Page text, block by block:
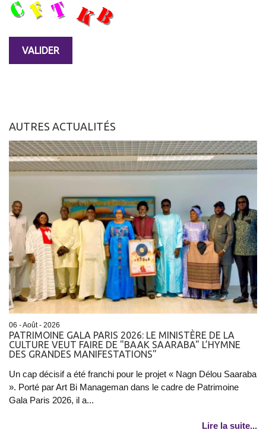
AUTRES ACTUALITÉS
06 - Août - 2026
PATRIMOINE GALA PARIS 2026: LE MINISTÈRE DE LA
CULTURE VEUT FAIRE DE "BAAK SAARABA" L’HYMNE
DES GRANDES MANIFESTATIONS"
Un cap décisif a été franchi pour le projet « Nagn Délou Saaraba
». Porté par Art Bi Manageman dans le cadre de Patrimoine
Gala Paris 2026, il a...
Lire la suite...